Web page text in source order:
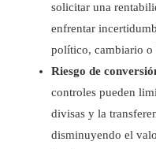
solicitar una
enfrentar
político, cambiario o
Riesgo de
controles pueden
divisas y la
disminuyendo el